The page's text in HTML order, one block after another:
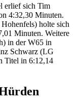
erlief sich Tim
4:32,30 Minuten.
holte sich
Minuten. Weitere
in der W65 in
Schwarz (LG
Titel in 6:12,14